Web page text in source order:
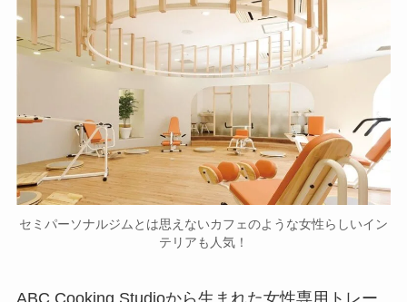
セミパーソナルジムとは思えないカフェのような女性らしいイン
テリアも人気！
ABC Cooking Studioから生まれた女性専用トレー